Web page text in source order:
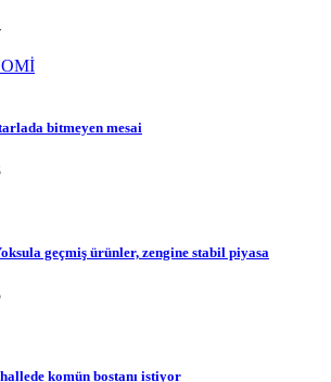
bitmeyen mesai
geçmiş ürünler, zengine stabil piyasa
komün bostanı istiyor